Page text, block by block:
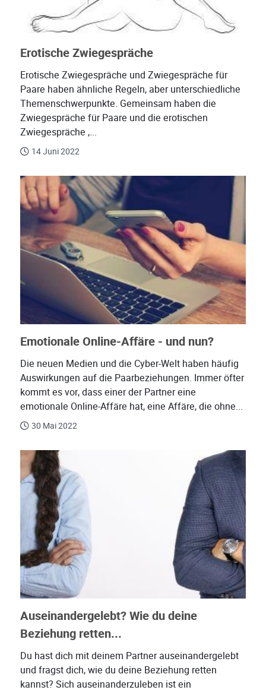
Erotische Zwiegespräche
Erotische Zwiegespräche und Zwiegespräche für
Paare haben ähnliche Regeln, aber unterschiedliche
Themenschwerpunkte. Gemeinsam haben die
Zwiegespräche für Paare und die erotischen
Zwiegespräche ,...
14 Juni 2022
Emotionale Online-Affäre - und nun?
Die neuen Medien und die Cyber-Welt haben häufig
Auswirkungen auf die Paarbeziehungen. Immer öfter
kommt es vor, dass einer der Partner eine
emotionale Online-Affäre hat, eine Affäre, die ohne...
30 Mai 2022
Auseinandergelebt? Wie du deine
Beziehung retten...
Du hast dich mit deinem Partner auseinandergelebt
und fragst dich, wie du deine Beziehung retten
kannst? Sich auseinanderzuleben ist ein